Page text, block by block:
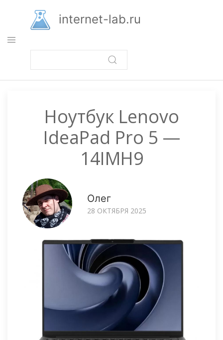
основному
содержанию
internet-lab.ru
Ноутбук Lenovo
IdeaPad Pro 5 —
14IMH9
Олег
28 ОКТЯБРЯ 2025